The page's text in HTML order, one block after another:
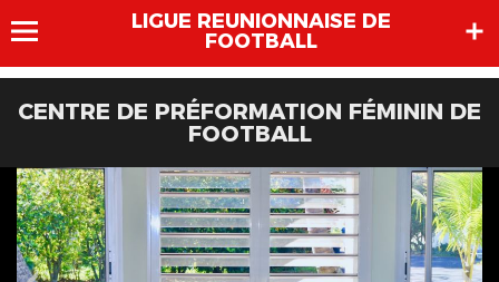
LIGUE REUNIONNAISE DE
FOOTBALL
CENTRE DE PRÉFORMATION FÉMININ DE
FOOTBALL